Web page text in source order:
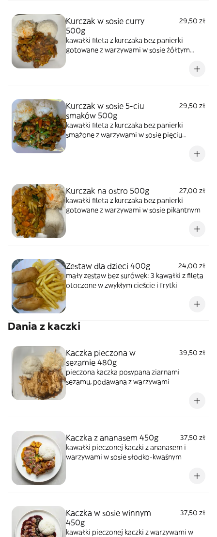
Kurczak w sosie curry
500g
29,50 zł
kawałki fileta z kurczaka bez panierki
gotowane z warzywami w sosie żółtym
Kurczak w sosie 5-ciu
smaków 500g
29,50 zł
kawałki fileta z kurczaka bez panierki
smażone z warzywami w sosie pięciu
Kurczak na ostro 500g
27,00 zł
kawałki fileta z kurczaka bez panierki
gotowane z warzywami w sosie pikantnym
Zestaw dla dzieci 400g
24,00 zł
mały zestaw bez surówek: 3 kawałki z fileta
otoczone w zwykłym cieście i frytki
Dania z kaczki
Kaczka pieczona w
sezamie 480g
39,50 zł
pieczona kaczka posypana ziarnami
sezamu, podawana z warzywami
Kaczka z ananasem 450g
37,50 zł
kawałki pieczonej kaczki z ananasem i
warzywami w sosie słodko-kwaśnym
Kaczka w sosie winnym
450g
37,50 zł
kawałki pieczonej kaczki z warzywami w